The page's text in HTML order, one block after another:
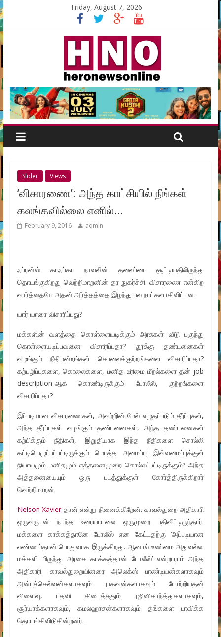
Friday, August 7, 2026
Slider Views
‘விசாரணை’: அந்த காட்சியில் நீங்கள்
கலங்கவில்லை எனில்…
February 9, 2016 admin
ஃப்ரன்ஸ் காஃப்கா நாவலின் தலைப்பை சூட்டியதிலிருந்து
தொடங்குகிறது வெற்றிமாறனின் தர நுகர்ச்சி. விசாரணை என்கிற
வார்த்தையே அதன் அர்த்தத்தை இழந்து பல நாட்களாகிவிட்டன.
யார் யாரை விசாரிப்பது?
மக்களின் வளத்தை கொள்ளையடிக்கும் அரசுகள் வீடு புகுந்து
கொள்ளையடிப்பவனை விசாரிப்பதா? தூக்கு தண்டனைகள்
வழங்கும் நீதிமன்றங்கள் கொலைக்குற்றங்களை விசாரிப்பதா?
கற்பழிப்புகளை, கொலைகளை, மனித உரிமை மீறல்களை தன் job
description-ஆக கொண்டிருக்கும் போலீஸ், குற்றங்களை
விசாரிப்பதா?
இப்படியான விசாரணைகள், அவற்றின் மேல் எழுதப்படும் தீர்ப்புகள்,
அந்த தீர்ப்புகள் வழங்கும் தண்டனைகள், அந்த தண்டனைகள்
கற்பிக்கும் நீதிகள், இறுதியாக இந்த நீதிகளை சொல்லி
கட்டியெழுப்பப்பட்டிருக்கும் மொத்த அமைப்பு! இவ்வமைப்புக்குள்
நியாயமும் மனிதமும் எத்தனைமுறை கொல்லப்பட்டிருக்கும்? அந்த
அத்தனையையும் ஒரு படத்துக்குள் கோர்த்திருக்கிறார்
வெற்றிமாறன்.
Nelson Xavier-தான் என்று நினைக்கிறேன். காவல்துறை அதிகாரி
ஒருவருடன் நடந்த உரையாடலை ஒருமுறை பதிவிட்டிருந்தார்.
மக்களை காக்கத்தானே போலீஸ் என கேட்டதற்கு ‘அப்படியான
எண்ணம்தான் பொதுவாக இருக்கிறது. ஆனால் உண்மை அதுவல்ல.
மக்களிடமிருந்து அரசை காக்கத்தான் போலீஸ்’ என்றாராம் அந்த
அதிகாரி. காவல்துறையினரை அலெக்ஸ் பாண்டியன்களாகவும்
அன்புச்செல்வன்களாகவும் ராகவன்களாகவும் போற்றியதன்
விளைவு, பதவி கிடைத்ததும் ரஜினிகாந்த்துகளாகவும்,
சூர்யாக்களாகவும், கமலஹாசன்களாகவும் தங்களை பாவிக்க
தொடங்கிவிடுகின்றனர்.